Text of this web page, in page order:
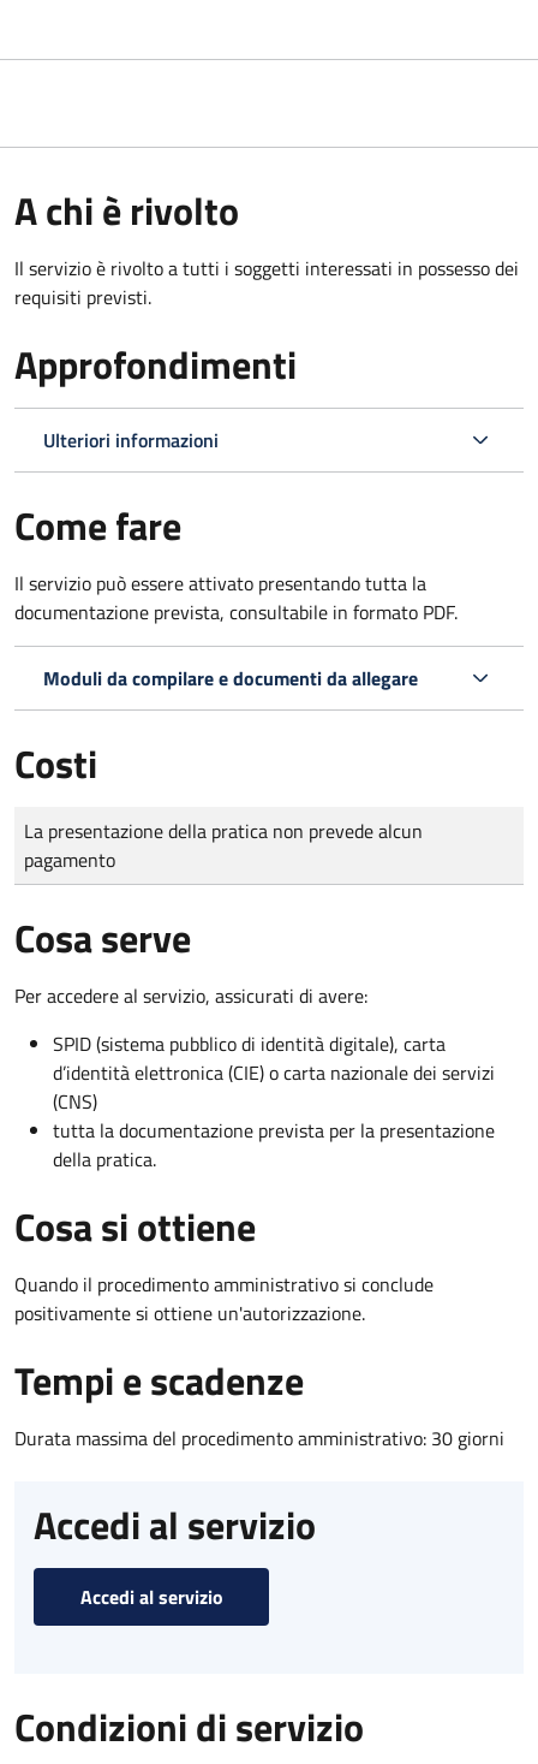
A chi è rivolto
Il servizio è rivolto a tutti i soggetti interessati in possesso dei
requisiti previsti.
Approfondimenti
Ulteriori informazioni
Come fare
Il servizio può essere attivato presentando tutta la
documentazione prevista, consultabile in formato PDF.
Moduli da compilare e documenti da allegare
Costi
Tipo di pagamento
Importo
La presentazione della pratica non prevede alcun
pagamento
Cosa serve
Per accedere al servizio, assicurati di avere:
SPID (sistema pubblico di identità digitale), carta
d’identità elettronica (CIE) o carta nazionale dei servizi
(CNS)
tutta la documentazione prevista per la presentazione
della pratica.
Cosa si ottiene
Quando il procedimento amministrativo si conclude
positivamente si ottiene un'autorizzazione.
Tempi e scadenze
Durata massima del procedimento amministrativo: 30 giorni
Accedi al servizio
Accedi al servizio
Condizioni di servizio